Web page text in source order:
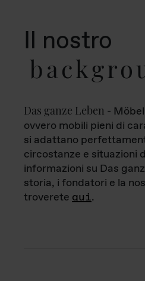
Il nostro
Das ganze Leben -
ovvero mobili pieni di
si adattano
circostanze e situazioni
informazioni su Das
storia, i fondatori e la
troverete qui.